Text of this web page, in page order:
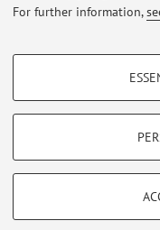
For further information,
PROFILING COOKIES
Show profiling cookies
Vimeo
TECHNICAL COOKIES
limited to ensuring the
Restricted area
Loginto manage all
Zamboni, 33 -